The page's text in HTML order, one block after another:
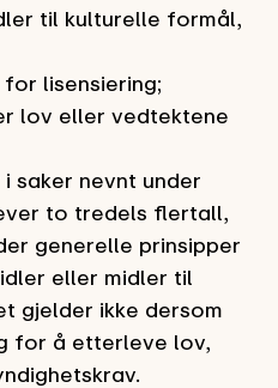
til kulturelle formål,
lisensiering;
lov eller vedtektene
saker nevnt under
to tredels flertall,
generelle prinsipper
eller midler til
gjelder ikke dersom
for å etterleve lov,